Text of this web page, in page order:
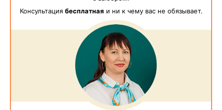
Консультация бесплатная и ни к чему вас не обязывает.